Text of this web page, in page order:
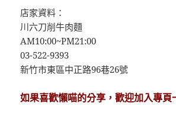
店家資料：
川六刀削牛肉麵
AM10:00~PM21:00
03-522-9393
新竹市東區中正路96巷26號
如果喜歡懶喵的分享，歡迎加入專頁